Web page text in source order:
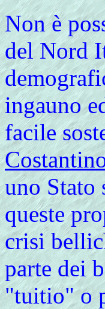
Non è
del Nord
ingauno
facile
uno Stato
queste
crisi
parte dei
"tuitio" o